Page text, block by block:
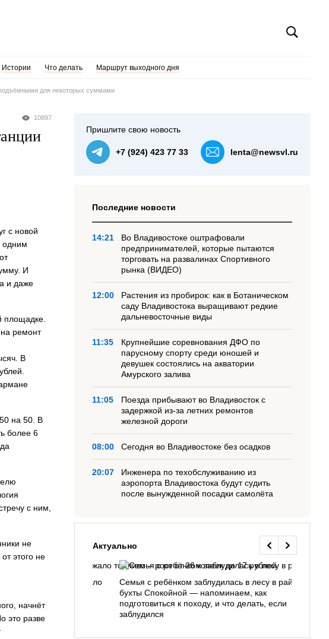
Истории Что делать Маршрут выходного дня
для некоторых суммами
10897
с новой
одним
И
и даже
площадке.
ремонт
В
на 50. В
более 6
с ним,
не
этого не
начнёт
это разве
Пришлите свою новость
+7 (924) 423 77 33 lenta@newsvl.ru
Последние новости
14:21
Во Владивостоке оштрафовали
предпринимателей, которые пытаются
торговать на развалинах Спортивного
рынка (ВИДЕО)
12:00
Растения из пробирок: как в Ботаническом
саду Владивостока выращивают редкие
дальневосточные виды
11:35
Крупнейшие соревнования ДФО по
парусному спорту среди юношей и
девушек состоялись на акватории
Амурского залива
11:05
Поезда прибывают во Владивосток с
задержкой из-за летних ремонтов
железной дороги
08:00 Сегодня во Владивостоке без осадков
20:07
Инженера по техобслуживанию из
аэропорта Владивостока будут судить
после вынужденной посадки самолёта
Актуально
снова подорожало
Семья с ребёнком заблудилась в лесу в районе
бухты Спокойной — напоминаем, как
подготовиться к походу, и что делать, если
заблудился